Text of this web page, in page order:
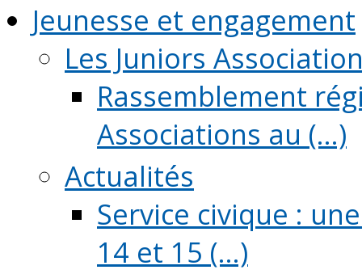
Jeunesse et engagement
Les Juniors
Rassemblement
Associations au (...)
Actualités
Service civique :
14 et 15 (...)